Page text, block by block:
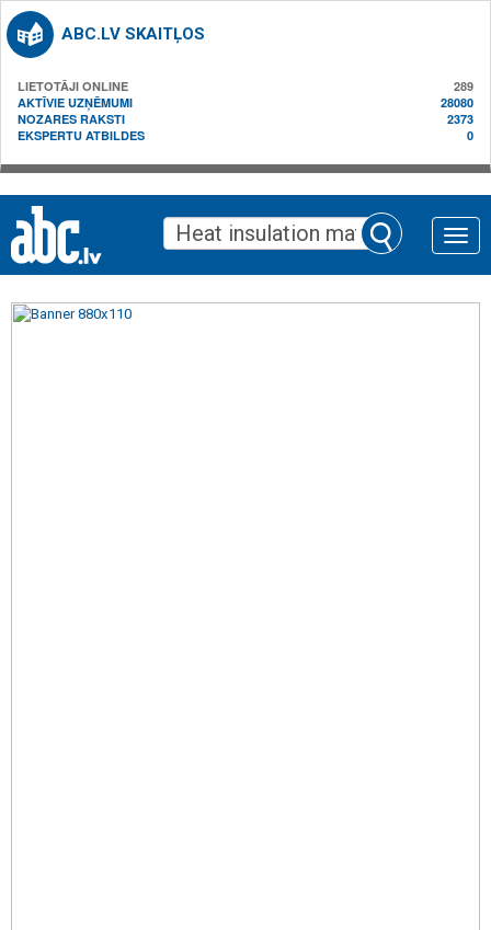
ABC.LV SKAITĻOS
LIETOTĀJI ONLINE
289
AKTĪVIE UZŅĒMUMI
28080
NOZARES RAKSTI
2373
EKSPERTU ATBILDES
0
Toggle